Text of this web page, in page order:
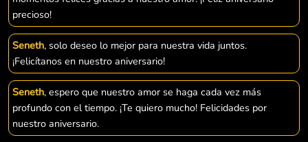
precioso!
Seneth, solo deseo lo mejor para nuestra vida juntos.
¡Felicítanos en nuestro aniversario!
Seneth, espero que nuestro amor se haga cada vez más
profundo con el tiempo. ¡Te quiero mucho! Felicidades por
nuestro aniversario.